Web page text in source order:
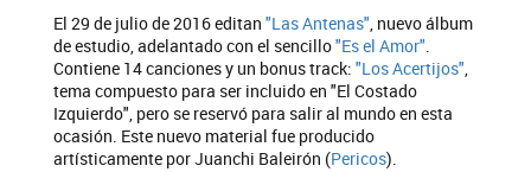
El 29 de julio de 2016 editan "Las Antenas", nuevo álbum
de estudio, adelantado con el sencillo"Es el Amor".
Contiene 14 canciones y un bonus track: "Los Acertijos",
tema compuesto para ser incluido en "El Costado
Izquierdo", pero se reservó para salir al mundo en esta
ocasión. Este nuevo material fue producido
artísticamente por Juanchi Baleirón (Pericos).